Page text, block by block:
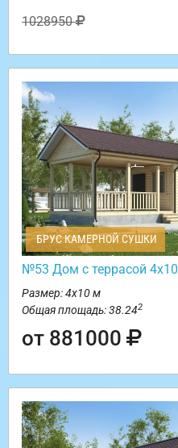
1028950
БРУС КАМЕРНОЙ СУШКИ
№53 Дом с террасой 4х10
Размер: 4х10 м
Общая площадь: 38.242
от 881000